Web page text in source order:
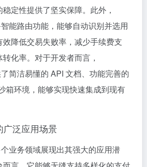
定性提供了坚实保障。此外，
能路由功能，能够自动识别并选用
降低交易失败率，减少手续费支
化率。对于开发者而言，
简洁易懂的 API 文档、功能完善的
箱环境，能够实现快速集成到现有
广泛应用场景
业务领域展现出其强大的应用潜